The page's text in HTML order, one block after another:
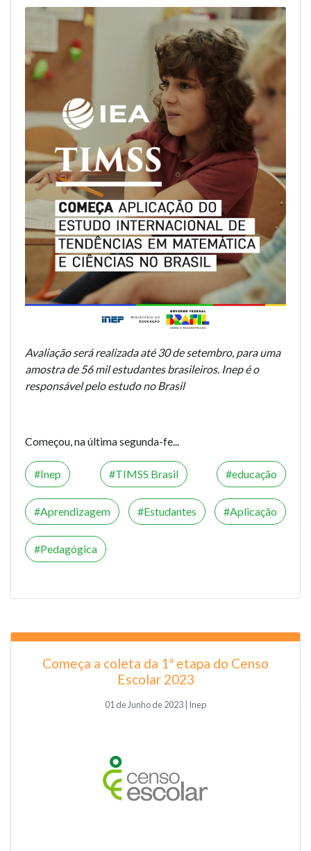
Avaliação será realizada até 30 de setembro, para uma
amostra de 56 mil estudantes brasileiros. Inep é o
responsável pelo estudo no Brasil
Começou, na última segunda-fe...
Inep TIMSS Brasil educação
Aprendizagem Estudantes Aplicação
Pedagógica
Começa a coleta da 1ª etapa do Censo
Escolar 2023
01 de Junho de 2023 | Inep